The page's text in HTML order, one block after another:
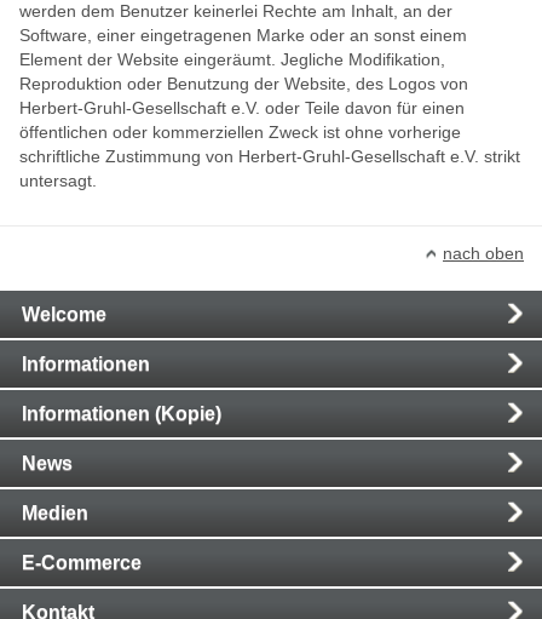
werden dem Benutzer keinerlei Rechte am Inhalt, an der
Software, einer eingetragenen Marke oder an sonst einem
Element der Website eingeräumt. Jegliche Modifikation,
Reproduktion oder Benutzung der Website, des Logos von
Herbert-Gruhl-Gesellschaft e.V. oder Teile davon für einen
öffentlichen oder kommerziellen Zweck ist ohne vorherige
schriftliche Zustimmung von Herbert-Gruhl-Gesellschaft e.V. strikt
untersagt.
nach oben
Navigation
Welcome
Informationen
Informationen (Kopie)
News
Medien
E-Commerce
Kontakt